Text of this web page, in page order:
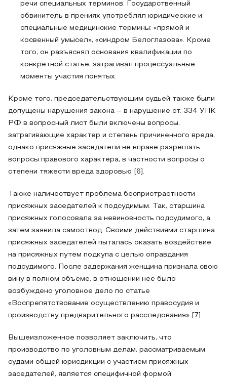
речи специальных терминов. Государственный
обвинитель в прениях употреблял юридические и
специальные медицинские термины: «прямой и
косвенный умысел», «синдром Белоглазова». Кроме
того, он разъяснял основания квалификации по
конкретной статье, затрагивал процессуальные
моменты участия понятых.
Кроме того, председательствующим судьей также были
допущены нарушения закона – в нарушение ст. 334 УПК
РФ в вопросный лист были включены вопросы,
затрагивающие характер и степень причиненного вреда,
однако присяжные заседатели не вправе разрешать
вопросы правового характера, в частности вопросы о
степени тяжести вреда здоровью [6].
Также наличествует проблема беспристрастности
присяжных заседателей к подсудимым. Так, старшина
присяжных голосовала за невиновность подсудимого, а
затем заявила самоотвод. Своими действиями старшина
присяжных заседателей пыталась оказать воздействие
на присяжных путем подкупа с целью оправдания
подсудимого. После задержания женщина признала свою
вину в полном объеме, в отношении неё было
возбуждено уголовное дело по статье
«Воспрепятствование осуществлению правосудия и
производству предварительного расследования» [7].
Вышеизложенное позволяет заключить, что
производство по уголовным делам, рассматриваемым
судами общей юрисдикции с участием присяжных
заседателей, является специфичной формой